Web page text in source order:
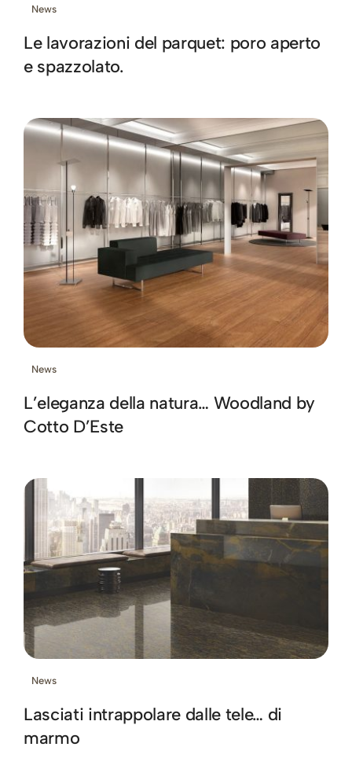
News
Le lavorazioni del parquet: poro aperto
e spazzolato.
News
L’eleganza della natura… Woodland by
Cotto D’Este
News
Lasciati intrappolare dalle tele… di
marmo